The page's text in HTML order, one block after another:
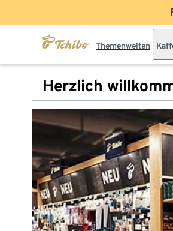
Themenwelten
Herzlich